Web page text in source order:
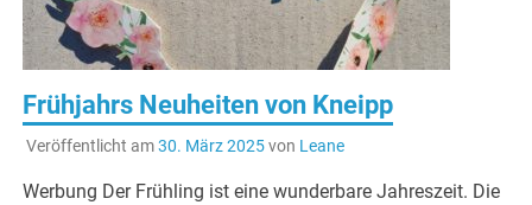
Frühjahrs Neuheiten von Kneipp
Veröffentlicht am30. März 2025von Leane
Werbung Der Frühling ist eine wunderbare Jahreszeit. Die